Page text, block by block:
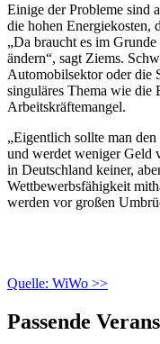
Einige der Probleme sind
die hohen Energiekosten,
„Da braucht es im
ändern“, sagt Ziems.
Automobilsektor oder die
singuläres Thema wie die
Arbeitskräftemangel.
„Eigentlich sollte man
und werdet weniger Geld
in Deutschland keiner,
Wettbewerbsfähigkeit
werden vor großen
Quelle: WiWo >>
Passende